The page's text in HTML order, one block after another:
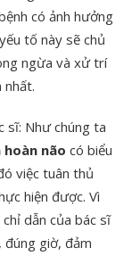
có ảnh hưởng
tố này sẽ chủ
ngừa và xử trí
nhất.
sĩ: Như chúng ta
não có biểu
việc tuân thủ
hiện được. Vì
dẫn của bác sĩ
đúng giờ, đảm